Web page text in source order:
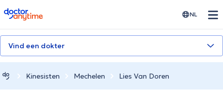
doctoranytime NL
Vind een dokter
Kinesisten Mechelen Lies Van Doren